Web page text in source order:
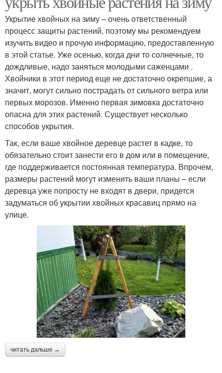
Укрытие хвойных на зиму – очень ответственный
процесс защиты растений, поэтому мы рекомендуем
изучить видео и прочую информацию, предоставленную
в этой статье. Уже осенью, когда дни то солнечные, то
дождливые, надо заняться молодыми саженцами .
Хвойники в этот период еще не достаточно окрепшие, а
значит, могут сильно пострадать от сильного ветра или
первых морозов. Именно первая зимовка достаточно
опасна для этих растений. Существует несколько
способов укрытия.
Так, если ваше хвойное деревце растет в кадке, то
обязательно стоит занести его в дом или в помещение,
где поддерживается постоянная температура. Впрочем,
размеры растений могут изменить ваши планы – если
деревца уже попросту не входят в двери, придется
задуматься об укрытии хвойных красавиц прямо на
улице.
читать дальше →